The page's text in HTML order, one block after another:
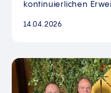
kontinuierlichen
14.04.2026